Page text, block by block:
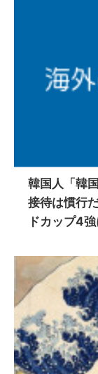
韓国人「韓
接待は慣行
ドカップ4